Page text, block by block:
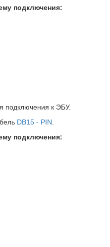
подключения:
подключения к ЭБУ.
DB15 - PIN.
подключения: